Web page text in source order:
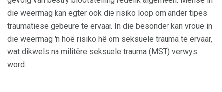
die weermag kan egter ook die risiko loop om ander tipes
traumatiese gebeure te ervaar. In die besonder kan vroue in
die weermag 'n hoë risiko hê om seksuele trauma te ervaar,
wat dikwels na militêre seksuele trauma (MST) verwys
word.